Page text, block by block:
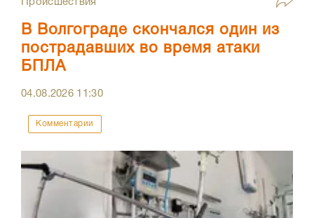
Происшествия
В Волгограде скончался один из
пострадавших во время атаки
БПЛА
04.08.2026 11:30
Комментарии